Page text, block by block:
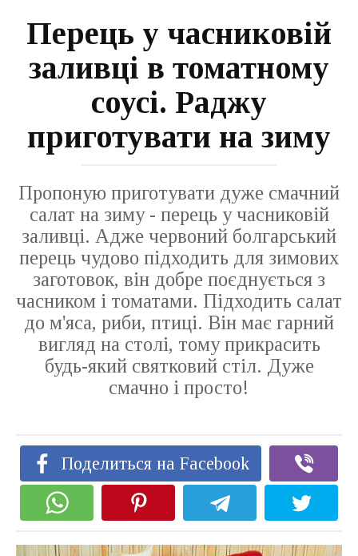
Перець у часниковій
заливці в томатному
соусі. Раджу
приготувати на зиму
Пропоную приготувати дуже смачний
салат на зиму - перець у часниковій
заливці. Адже червоний болгарський
перець чудово підходить для зимових
заготовок, він добре поєднується з
часником і томатами. Підходить салат
до м'яса, риби, птиці. Він має гарний
вигляд на столі, тому прикрасить
будь-який святковий стіл. Дуже
смачно і просто!
Поделиться на Facebook